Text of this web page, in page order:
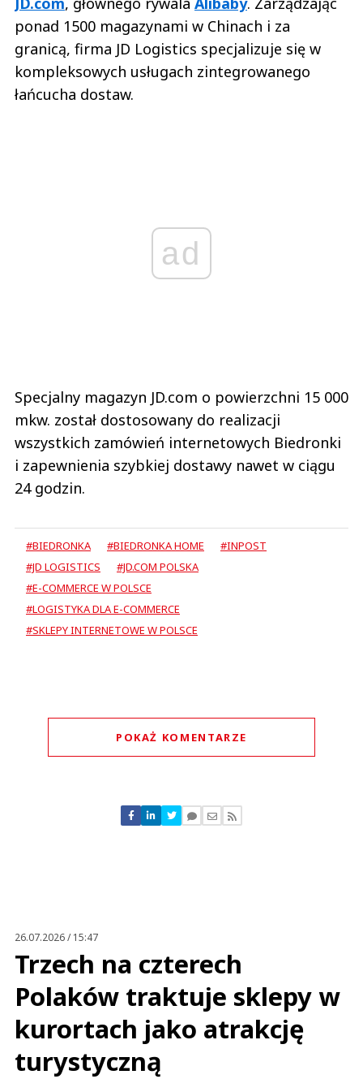
ponad 1500 magazynami w Chinach i za
granicą, firma JD Logistics specjalizuje się w
kompleksowych usługach zintegrowanego
łańcucha dostaw.
ad
Specjalny magazyn JD.com o powierzchni 15 000
mkw. został dostosowany do realizacji
wszystkich zamówień internetowych Biedronki
i zapewnienia szybkiej dostawy nawet w ciągu
24 godzin.
#BIEDRONKA #BIEDRONKA HOME
#INPOST
#JD LOGISTICS
#JD.COM POLSKA
#E-COMMERCE W POLSCE
#LOGISTYKA DLA E-COMMERCE
#SKLEPY INTERNETOWE W POLSCE
POKAŻ KOMENTARZE
Nie znaleziono komentarzy
Zostaw swoje komentarze
26.07.2026 / 15:47
Trzech na czterech
Polaków traktuje sklepy w
kurortach jako atrakcję
turystyczną